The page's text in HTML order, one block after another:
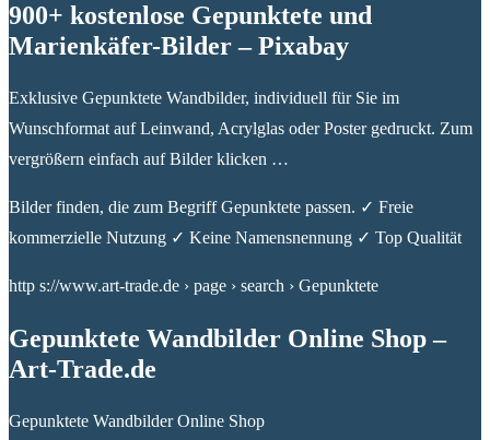
900+ kostenlose Gepunktete und
Marienkäfer-Bilder – Pixabay
Exklusive Gepunktete Wandbilder, individuell für Sie im
Wunschformat auf Leinwand, Acrylglas oder Poster gedruckt. Zum
vergrößern einfach auf Bilder klicken …
Bilder finden, die zum Begriff Gepunktete passen. ✓ Freie
kommerzielle Nutzung ✓ Keine Namensnennung ✓ Top Qualität
http s://www.art-trade.de › page › search › Gepunktete
Gepunktete Wandbilder Online Shop –
Art-Trade.de
Gepunktete Wandbilder Online Shop